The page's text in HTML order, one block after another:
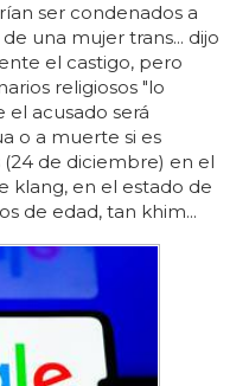
ser condenados a
una mujer trans... dijo
el castigo, pero
religiosos "lo
el acusado será
o a muerte si es
de diciembre) en el
klang, en el estado de
de edad, tan khim...